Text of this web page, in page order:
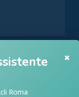
Roma